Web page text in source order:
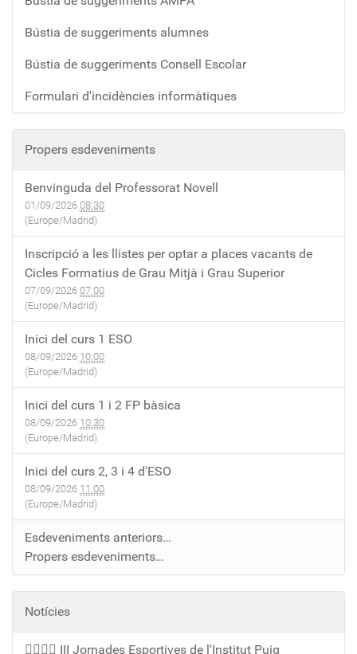
Bústia de suggeriments alumnes
Bústia de suggeriments Consell Escolar
Formulari d'incidències informàtiques
Propers esdeveniments
Benvinguda del Professorat Novell
01/09/2026 08:30
(Europe/Madrid)
Inscripció a les llistes per optar a places vacants de
Cicles Formatius de Grau Mitjà i Grau Superior
07/09/2026 07:00
(Europe/Madrid)
Inici del curs 1 ESO
08/09/2026 10:00
(Europe/Madrid)
Inici del curs 1 i 2 FP bàsica
08/09/2026 10:30
(Europe/Madrid)
Inici del curs 2, 3 i 4 d'ESO
08/09/2026 11:00
(Europe/Madrid)
Esdeveniments anteriors…
Propers esdeveniments…
Notícies
🏃‍♀️🏃‍♂️ III Jornades Esportives de l'Institut Puig